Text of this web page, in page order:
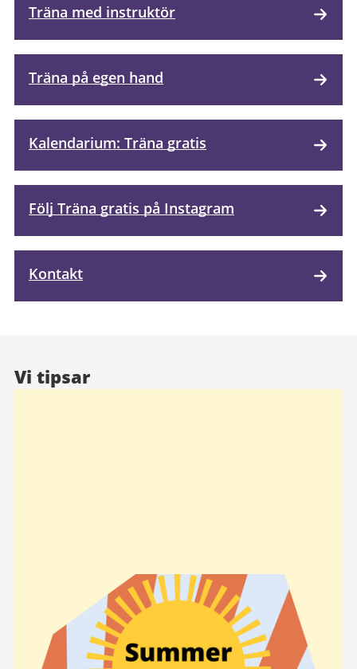
Träna med instruktör
Träna på egen hand
Kalendarium: Träna gratis
Följ Träna gratis på Instagram
Kontakt
Vi tipsar